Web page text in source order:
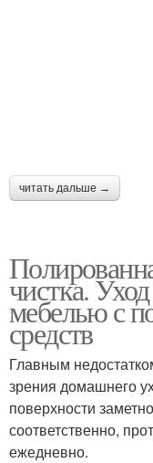
читать дальше →
чистка.
мебелью с
средств
Главным
зрения домашнего
поверхности
соответственно,
ежедневно.